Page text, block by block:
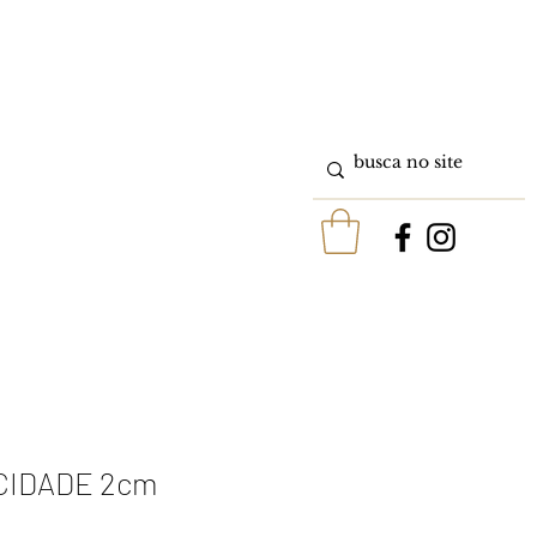
2cm